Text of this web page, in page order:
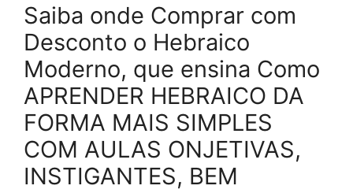
Saiba onde Comprar com
Desconto o Hebraico
Moderno, que ensina Como
APRENDER HEBRAICO DA
FORMA MAIS SIMPLES
COM AULAS ONJETIVAS,
INSTIGANTES, BEM